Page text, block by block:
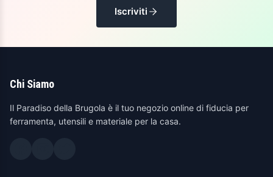
Iscriviti
Chi Siamo
Il Paradiso della Brugola è il tuo negozio online di fiducia per
ferramenta, utensili e materiale per la casa.